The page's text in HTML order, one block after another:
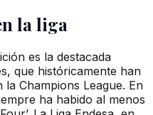
la liga
es la destacada
que históricamente han
Champions League. En
ha habido al menos